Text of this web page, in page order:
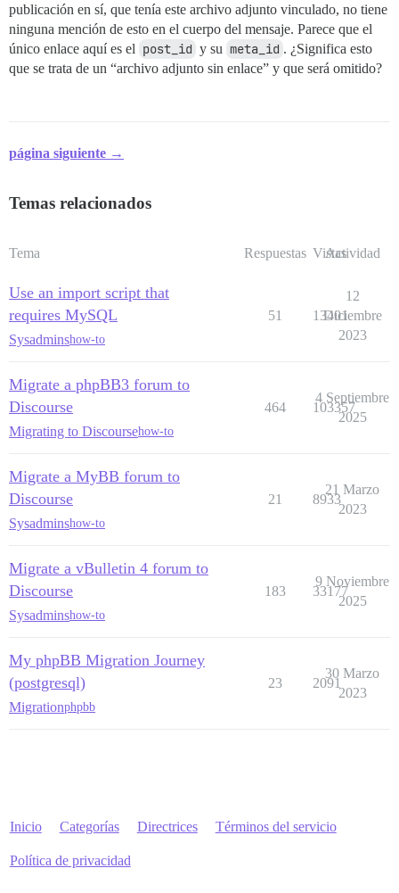
publicación en sí, que tenía este archivo adjunto vinculado, no tiene
ninguna mención de esto en el cuerpo del mensaje. Parece que el
único enlace aquí es el post_id y su meta_id . ¿Significa esto
que se trata de un “archivo adjunto sin enlace” y que será omitido?
página siguiente →
Temas relacionados
Tema Respuestas Vistas
Actividad
Use an import script that
requires MySQL
Sysadminshow-to
51 13401
12
Diciembre
2023
Migrate a phpBB3 forum to
Discourse
Migrating to Discoursehow-to
464 103357
4 Septiembre
2025
Migrate a MyBB forum to
Discourse
Sysadminshow-to
21 8933
21 Marzo
2023
Migrate a vBulletin 4 forum to
Discourse
Sysadminshow-to
183 33177
9 Noviembre
2025
My phpBB Migration Journey
(postgresql)
Migrationphpbb
23 2091
30 Marzo
2023
Inicio Categorías Directrices Términos del servicio
Política de privacidad